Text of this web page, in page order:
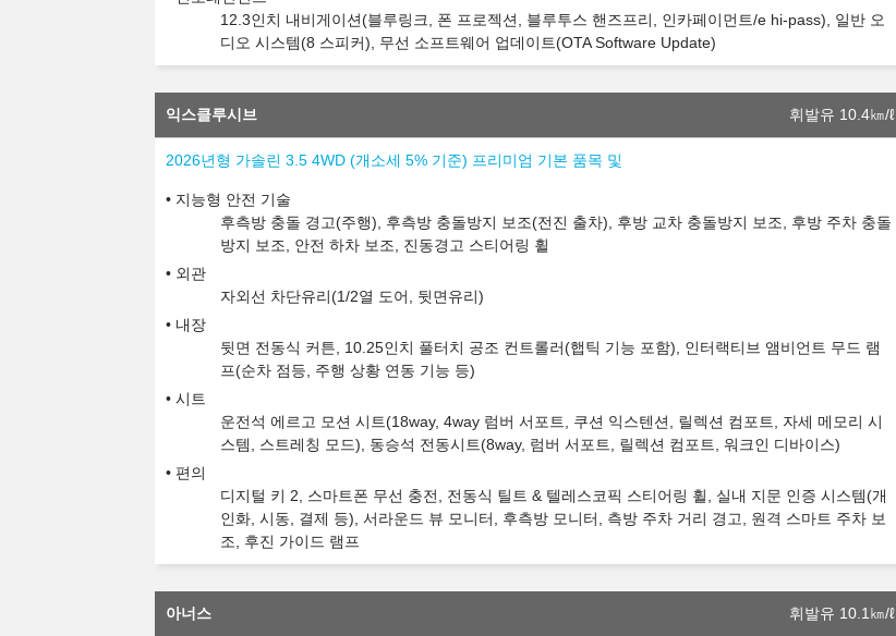
12.3인치 내비게이션(블루링크, 폰 프로젝션, 블루투스 핸즈프리, 인카페이먼트/e hi-pass), 일반 오
디오 시스템(8 스피커), 무선 소프트웨어 업데이트(OTA Software Update)
익스클루시브 휘발유 10.4㎞/ℓ
2026년형 가솔린 3.5 4WD (개소세 5% 기준) 프리미엄 기본 품목 및
지능형 안전 기술
후측방 충돌 경고(주행), 후측방 충돌방지 보조(전진 출차), 후방 교차 충돌방지 보조, 후방 주차 충돌
방지 보조, 안전 하차 보조, 진동경고 스티어링 휠
외관
자외선 차단유리(1/2열 도어, 뒷면유리)
내장
뒷면 전동식 커튼, 10.25인치 풀터치 공조 컨트롤러(햅틱 기능 포함), 인터랙티브 앰비언트 무드 램
프(순차 점등, 주행 상황 연동 기능 등)
시트
운전석 에르고 모션 시트(18way, 4way 럼버 서포트, 쿠션 익스텐션, 릴렉션 컴포트, 자세 메모리 시
스템, 스트레칭 모드), 동승석 전동시트(8way, 럼버 서포트, 릴렉션 컴포트, 워크인 디바이스)
편의
디지털 키 2, 스마트폰 무선 충전, 전동식 틸트 & 텔레스코픽 스티어링 휠, 실내 지문 인증 시스템(개
인화, 시동, 결제 등), 서라운드 뷰 모니터, 후측방 모니터, 측방 주차 거리 경고, 원격 스마트 주차 보
조, 후진 가이드 램프
아너스 휘발유 10.1 ㎞/ℓ